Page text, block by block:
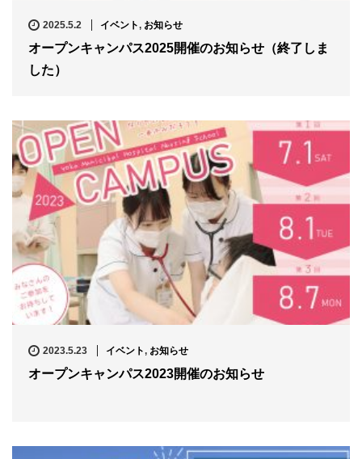
2025.5.2 イベント, お知らせ
オープンキャンパス2025開催のお知らせ（終了しま
した）
2023.5.23 イベント, お知らせ
オープンキャンパス2023開催のお知らせ